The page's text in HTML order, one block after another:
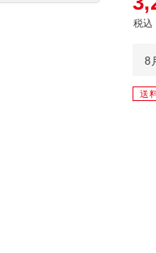
税込
8
送